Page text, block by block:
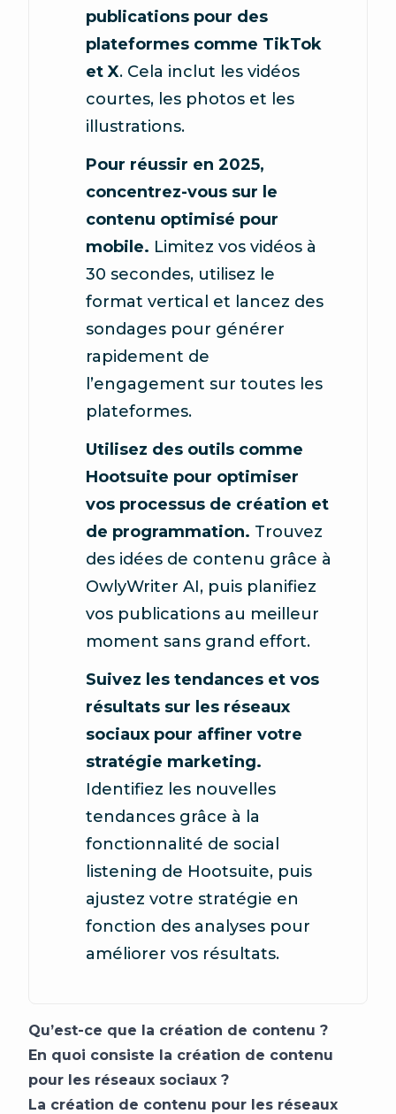
publications pour des
plateformes comme TikTok
et X. Cela inclut les vidéos
courtes, les photos et les
illustrations.
Pour réussir en 2025,
concentrez-vous sur le
contenu optimisé pour
mobile. Limitez vos vidéos à
30 secondes, utilisez le
format vertical et lancez des
sondages pour générer
rapidement de
l’engagement sur toutes les
plateformes.
Utilisez des outils comme
Hootsuite pour optimiser
vos processus de création et
de programmation. Trouvez
des idées de contenu grâce à
OwlyWriter AI, puis planifiez
vos publications au meilleur
moment sans grand effort.
Suivez les tendances et vos
résultats sur les réseaux
sociaux pour affiner votre
stratégie marketing.
Identifiez les nouvelles
tendances grâce à la
fonctionnalité de social
listening de Hootsuite, puis
ajustez votre stratégie en
fonction des analyses pour
améliorer vos résultats.
Qu’est-ce que la création de contenu ?
En quoi consiste la création de contenu
pour les réseaux sociaux ?
La création de contenu pour les réseaux